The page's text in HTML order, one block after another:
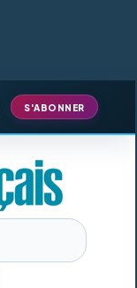
S'ABONNER